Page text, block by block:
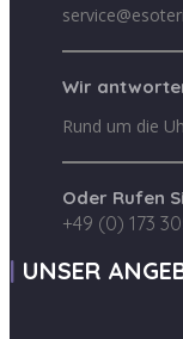
Wir
Rund um die
Oder Rufen
+49 (0) 173
UNSER